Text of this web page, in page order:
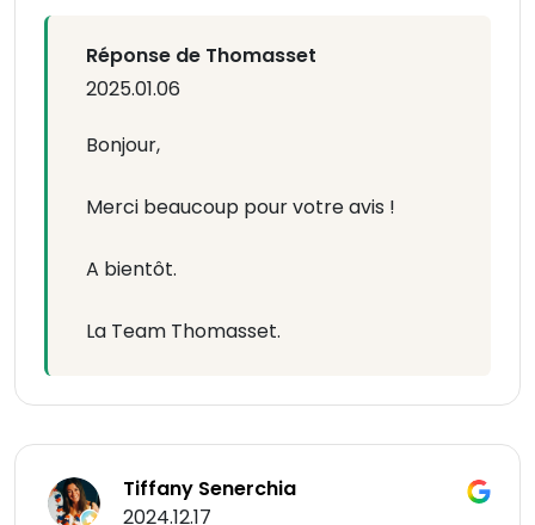
Réponse de Thomasset
2025.01.06
Bonjour,
Merci beaucoup pour votre avis !
A bientôt.
La Team Thomasset.
Tiffany Senerchia
2024.12.17